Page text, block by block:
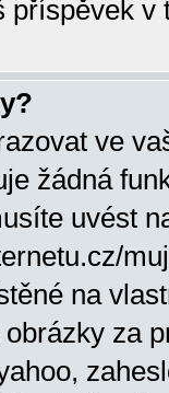
příspěvek v
ve
žádná
uvést
na
za